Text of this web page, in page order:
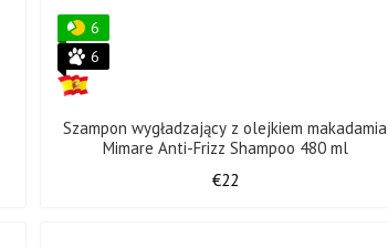
6
6
Szampon wygładzający z olejkiem makadamia
Mimare Anti-Frizz Shampoo 480 ml
€22